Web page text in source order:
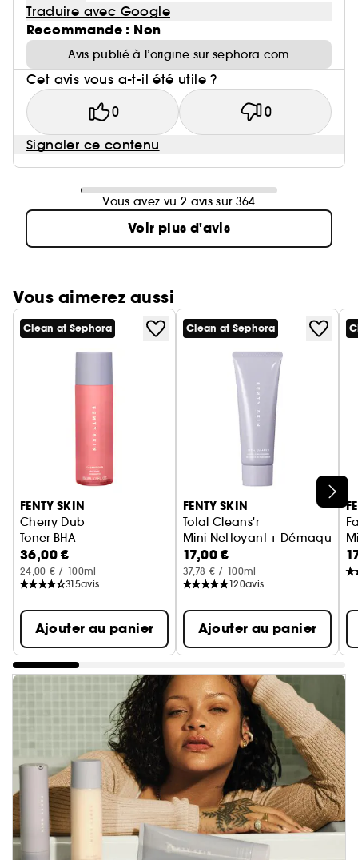
Traduire avec Google
Recommande : Non
Avis publié à l’origine sur sephora.com
Cet avis vous a-t-il été utile ?
0 0
Signaler ce contenu
Vous avez vu 2 avis sur 364
Voir plus d'avis
Vous aimerez aussi
Ignorer le carrousel produits
Clean at Sephora
FENTY SKIN
Cherry Dub
Toner BHA
36,00 €
24,00 € / 100ml
315avis
Ajouter au panier
Clean at Sephora
FENTY SKIN
Total Cleans'r
Mini Nettoyant +
17,00 €
37,78 € / 100ml
120avis
Ajouter au panier